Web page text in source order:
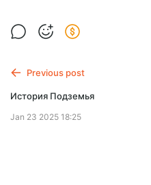
Previous post
История Подземья
Jan 23 2025 18:25